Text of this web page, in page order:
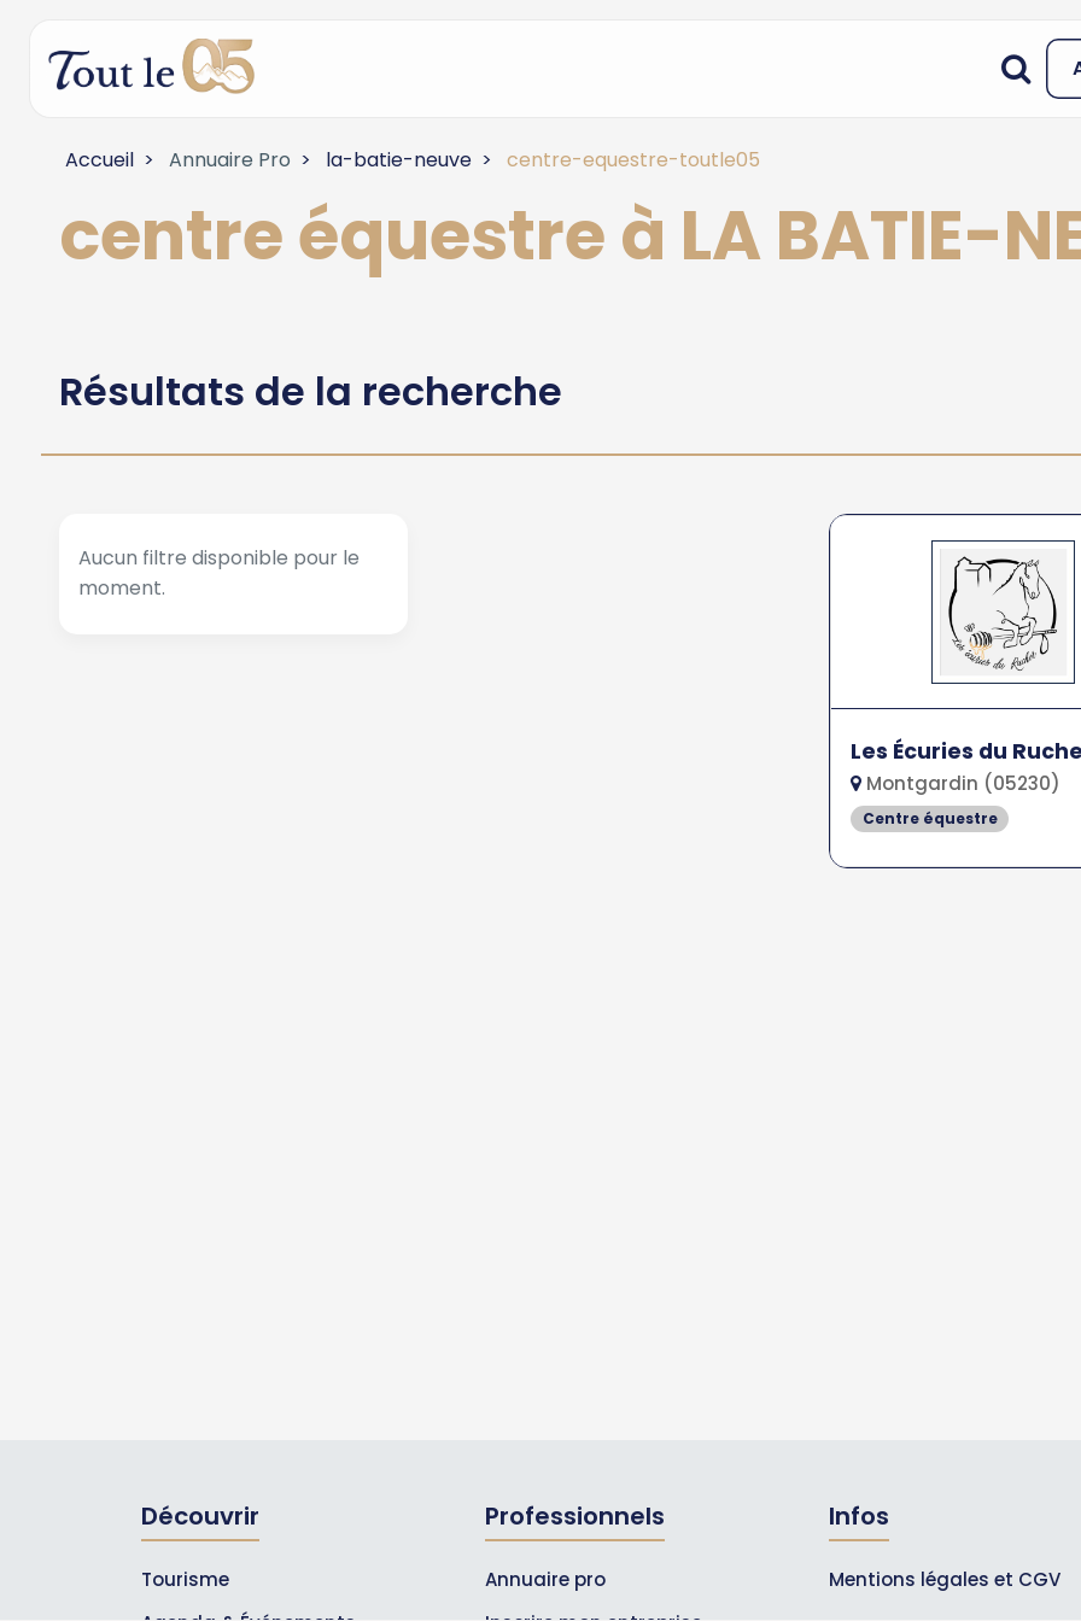
Accueil Annuaire Pro la-batie-neuve centre-equestre-toutle05
centre équestre à LA BATIE-
Résultats de la recherche
Aucun filtre disponible pour le
moment.
Les Écuries du
Montgardin (05230)
Centre équestre
Découvrir
Tourisme
Professionnels
Annuaire pro
Infos
Mentions légales et CGV